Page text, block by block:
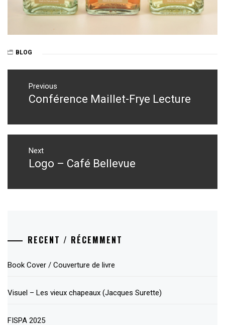
BLOG
Post
navigation
Previous
Previous
Conférence Maillet-Frye Lecture
Next
Next
Logo – Café Bellevue
RECENT / RÉCEMMENT
Book Cover / Couverture de livre
Visuel – Les vieux chapeaux (Jacques Surette)
FISPA 2025